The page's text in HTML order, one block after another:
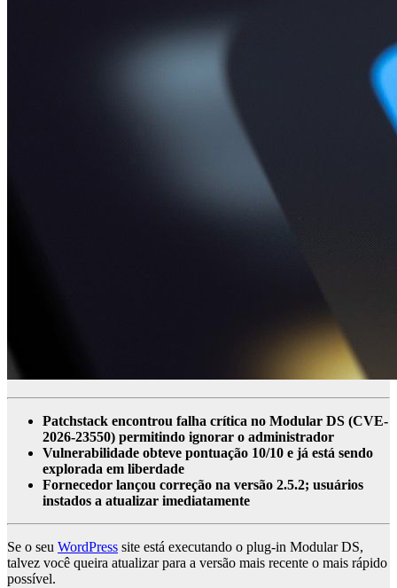
Patchstack encontrou falha crítica no Modular DS (CVE-
2026-23550) permitindo ignorar o administrador
Vulnerabilidade obteve pontuação 10/10 e já está sendo
explorada em liberdade
Fornecedor lançou correção na versão 2.5.2; usuários
instados a atualizar imediatamente
Se o seu WordPress site está executando o plug-in Modular DS,
talvez você queira atualizar para a versão mais recente o mais rápido
possível.